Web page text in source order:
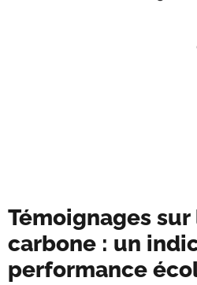
Témoignages
carbone : un
performance